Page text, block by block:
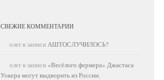
СВЕЖИЕ КОММЕНТАРИИ
олегк записи АШТОСЛУЧИЛОСЬ?
олегк записи «Весёлого фермера» Джастаса
Уокера могут выдворить из России.